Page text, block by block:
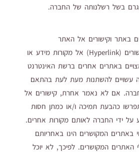
בשל רשלנותה של החברה.
12.1. האתר מכיל קישורים (Hyperlink) אל מקורות מידע או
באתרים אחרים ברשת האינטרנט
עשויים להשתנות מעת לעת בהתאם
אם לא נאמר אחרת, קישורים אל
כהבעת תמיכה ו/או כמתן חסות
ידי החברה לאותם מקורות אחרים.
באתרים המקושרים הינו באחריותם
המקושרים. לפיכך, לא יוכל